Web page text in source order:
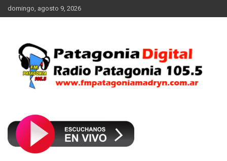
Saltar
al
domingo, agosto 9, 2026
FM Patagonia Madryn